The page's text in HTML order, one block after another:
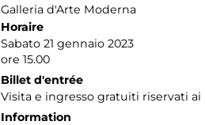
Galleria d'Arte Moderna
Horaire
Sabato 21 gennaio 2023
ore 15.00
Billet d'entrée
Visita e ingresso gratuiti riservati ai
Information